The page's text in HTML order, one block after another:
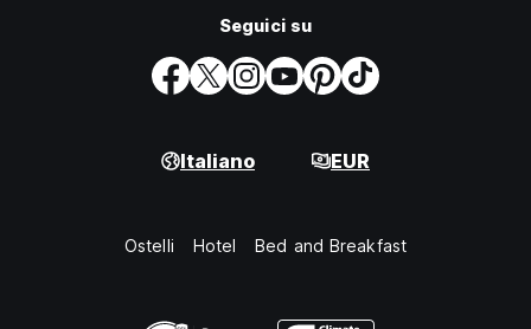
Seguici su
Italiano EUR
Ostelli Hotel Bed and Breakfast